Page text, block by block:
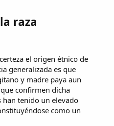
raza
el origen étnico de
generalizada es que
y madre paya aun
confirmen dicha
han tenido un elevado
como un